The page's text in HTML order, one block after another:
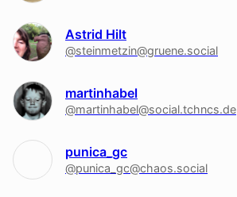
Astrid Hilt
@steinmetzin@gruene.social
martinhabel
@martinhabel@social.tchncs.de
punica_gc
@punica_gc@chaos.social